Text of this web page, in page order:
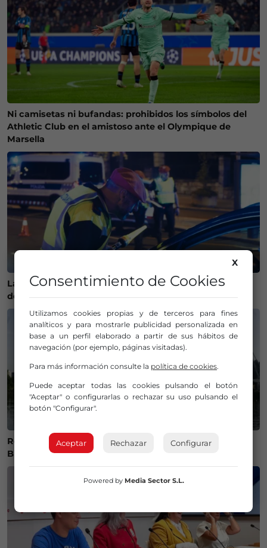
Ni camisetas ni bufandas: prohibidos los símbolos del
Athletic Club en el amistoso ante el Olympique de
Marsella
La Policía Municipal de Bilbao intensifica los controles
de alcohol y drogas para evitar accidentes
Recuperan el cuerpo sin vida de una mujer en la ría de
Bilbao
X
Consentimiento de Cookies
Utilizamos cookies propias y de terceros para fines
analíticos y para mostrarle publicidad personalizada en
base a un perfil elaborado a partir de sus hábitos de
navegación (por ejemplo, páginas visitadas).
Para más información consulte la política de cookies.
Puede aceptar todas las cookies pulsando el botón
"Aceptar" o configurarlas o rechazar su uso pulsando el
botón "Configurar".
Aceptar Rechazar Configurar
Powered by Media Sector S.L.